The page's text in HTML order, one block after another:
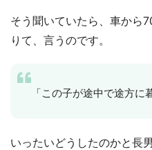
そう聞いていたら、車から
りて、言うのです。
「この子が途中で途方に
いったいどうしたのかと長